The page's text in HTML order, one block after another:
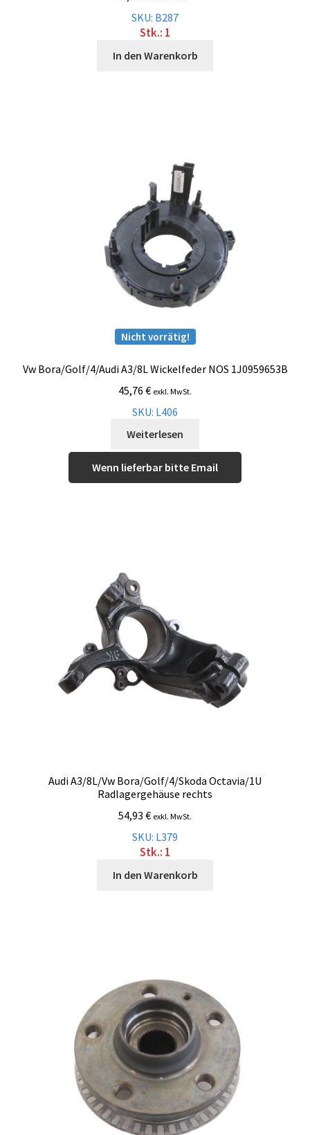
SKU: B287
Stk.: 1
In den Warenkorb
Nicht vorrätig!
Vw Bora/Golf/4/Audi A3/8L Wickelfeder NOS 1J0959653B
45,76 € exkl. MwSt.
SKU: L406
Weiterlesen
Wenn lieferbar bitte Email
Audi A3/8L/Vw Bora/Golf/4/Skoda Octavia/1U
Radlagergehäuse rechts
54,93 € exkl. MwSt.
SKU: L379
Stk.: 1
In den Warenkorb